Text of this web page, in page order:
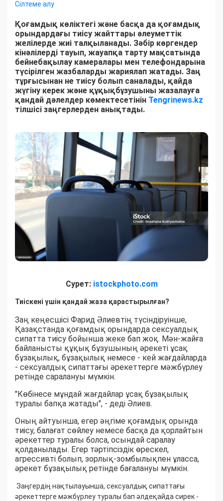
Сілтеме алу
Қоғамдық көліктегі және басқа да қоғамдық
орындардағы тиісу жайттары әлеуметтік
желілерде жиі талқыланады. Зәбір көргендер
кінәлілерді тауып, жауапқа тарту мақсатында
бейнебақылау камералары мен телефондарына
түсірілген жазбаларды жариялап жатады. Заң
тұрғысынан не тиісу болып саналады, қайда
жүгіну керек және құқықбұзушыны жазалауға
қандай дәлелдер көмектесетінін Tengrinews.kz
тілшісі заңгерлерден анықтады.
Сурет: istockphoto.com
Тиіскені үшін қандай жаза қарастырылған?
Заң кеңесшісі Фарид Әлиевтің түсіндіруінше,
Қазақстанда қоғамдық орындарда сексуалдық
сипатта тиісу бойынша жеке бап жоқ. Мән-жайға
байланысты құқық бұзушының әрекеті ұсақ
бұзақылық, бұзақылық немесе - кей жағдайларда
- сексуалдық сипаттағы әрекеттерге мәжбүрлеу
ретінде саралануы мүмкін.
"Көбінесе мұндай жағдайлар ұсақ бұзақылық
туралы бапқа жатады", - деді Әлиев.
Оның айтуынша, егер әңгіме қоғамдық орында
тиісу, балағат сөйлеу немесе басқа да қорлайтын
әрекеттер туралы болса, осындай саралау
қолданылады. Егер тәртіпсіздік өрескел,
агрессивті болып, зорлық-зомбылықпен ұласса,
әрекет бұзақылық ретінде бағалануы мүмкін.
Заңгердің нақтылауынша, сексуалдық сипаттағы
әрекеттерге мәжбүрлеу туралы бап әлдеқайда сирек -